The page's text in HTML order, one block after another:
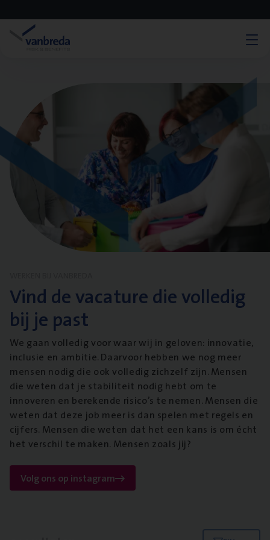
Vind de vacature die volledig
bij je past
We gaan volledig voor waar wij in geloven: innovatie,
inclusie en ambitie. Daarvoor hebben we nog meer
mensen nodig die ook volledig zichzelf zijn. Mensen
die weten dat je stabiliteit nodig hebt om te
innoveren en berekende risico’s te nemen. Mensen die
weten dat deze job meer is dan spelen met regels en
cijfers. Mensen die weten dat het een kans is om écht
het verschil te maken. Mensen zoals jij?
Volg ons op instagram